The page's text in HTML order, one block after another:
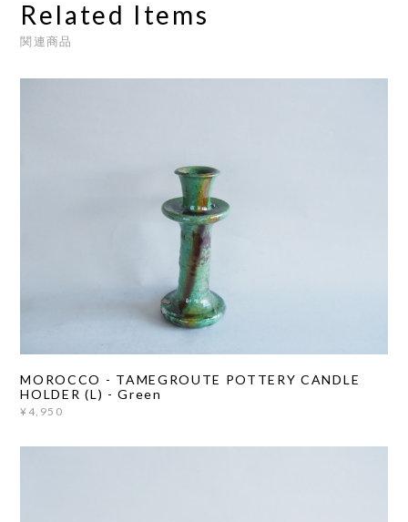
Related Items
関連商品
MOROCCO - TAMEGROUTE POTTERY CANDLE
HOLDER (L) - Green
¥4,950